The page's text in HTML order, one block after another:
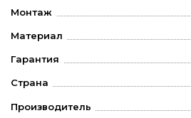
Монтаж
Материал
Гарантия
Страна
Производитель